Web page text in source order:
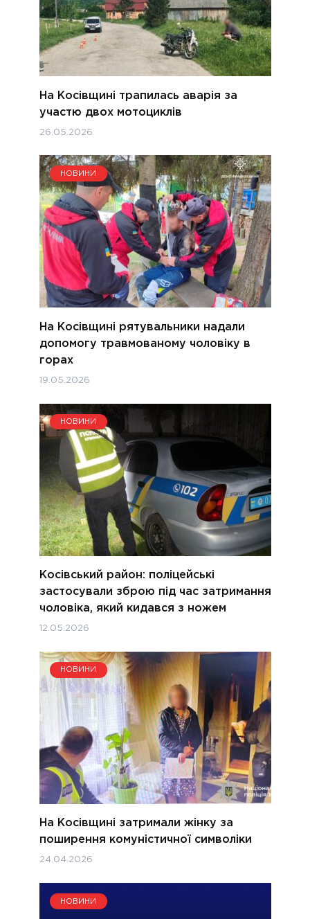
На Косівщині трапилась аварія за
участю двох мотоциклів
26.05.2026
НОВИНИ
На Косівщині рятувальники надали
допомогу травмованому чоловіку в
горах
19.05.2026
НОВИНИ
Косівський район: поліцейські
застосували зброю під час затримання
чоловіка, який кидався з ножем
12.05.2026
НОВИНИ
На Косівщині затримали жінку за
поширення комуністичної символіки
24.04.2026
НОВИНИ